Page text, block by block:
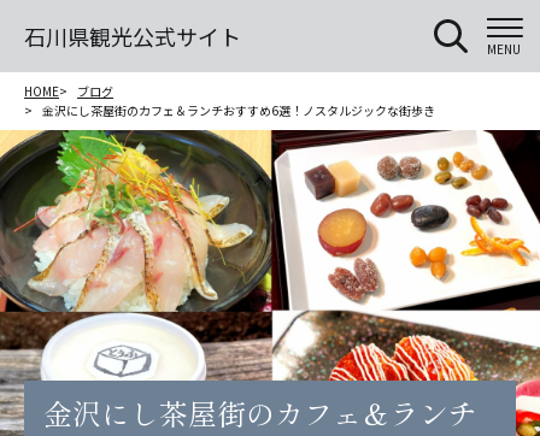
石川県観光公式サイト MENU
HOME
ブログ
金沢にし茶屋街のカフェ＆ランチおすすめ6選！ノスタルジックな街歩き
金沢にし茶屋街のカフェ＆ランチ